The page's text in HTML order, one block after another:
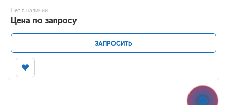
Нет в наличии
Цена по запросу
ЗАПРОСИТЬ